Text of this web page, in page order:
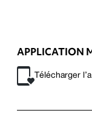
APPLICATION
Télécharger